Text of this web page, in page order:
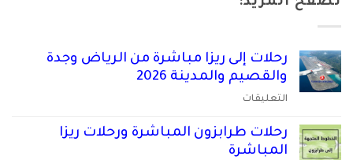
رحلات إلى ريزا مباشرة من الرياض وجدة
والقصيم والمدينة 2026
التعليقاتعلى
إلى
ريزا
رحلات طرابزون المباشرة ورحلات ريزا
المباشرة